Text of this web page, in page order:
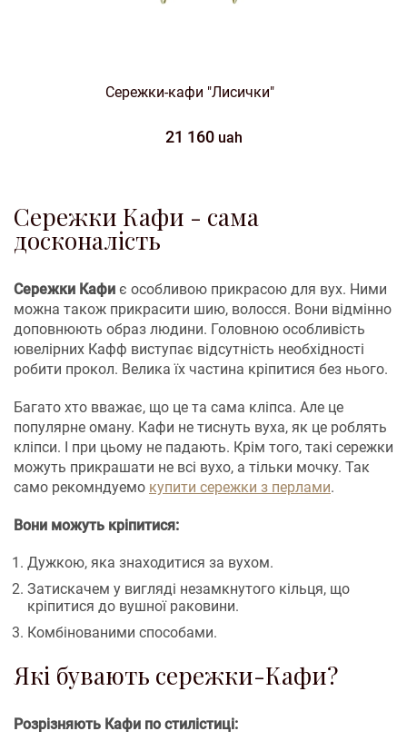
Сережки-кафи "Лисички"
21 160 uah
Сережки Кафи - сама
досконалість
Сережки Кафи є особливою прикрасою для вух. Ними
можна також прикрасити шию, волосся. Вони відмінно
доповнюють образ людини. Головною особливість
ювелірних Кафф виступає відсутність необхідності
робити прокол. Велика їх частина кріпитися без нього.
Багато хто вважає, що це та сама кліпса. Але це
популярне оману. Кафи не тиснуть вуха, як це роблять
кліпси. І при цьому не падають. Крім того, такі сережки
можуть прикрашати не всі вухо, а тільки мочку. Так
само рекомндуемо купити сережки з перлами.
Вони можуть кріпитися:
Дужкою, яка знаходитися за вухом.
Затискачем у вигляді незамкнутого кільця, що
кріпитися до вушної раковини.
Комбінованими способами.
Які бувають сережки-Кафи?
Розрізняють Кафи по стилістиці: